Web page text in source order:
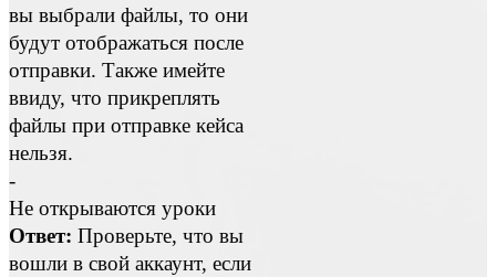
вы выбрали файлы, то они
будут отображаться после
отправки. Также имейте
ввиду, что прикреплять
файлы при отправке кейса
нельзя.
-
Не открываются уроки
Ответ: Проверьте, что вы
вошли в свой аккаунт, если